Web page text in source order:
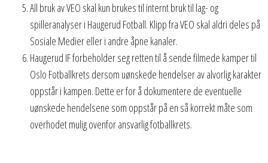
All bruk av VEO skal kun brukes til internt bruk til lag- og
spilleranalyser i Haugerud Fotball. Klipp fra VEO skal aldri deles på
Sosiale Medier eller i andre åpne kanaler.
Haugerud IF forbeholder seg retten til å sende filmede kamper til
Oslo Fotballkrets dersom uønskede hendelser av alvorlig karakter
oppstår i kampen. Dette er for å dokumentere de eventuelle
uønskede hendelsene som oppstår på en så korrekt måte som
overhodet mulig ovenfor ansvarlig fotballkrets.